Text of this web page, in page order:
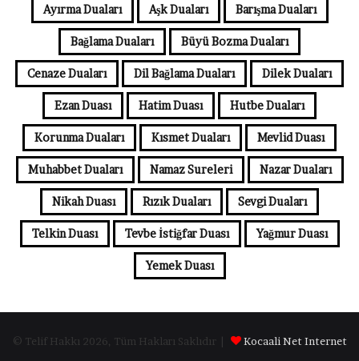
Ayırma Duaları Aşk Duaları Barışma Duaları
Bağlama Duaları Büyü Bozma Duaları
Cenaze Duaları Dil Bağlama Duaları Dilek Duaları
Ezan Duası Hatim Duası Hutbe Duaları
Korunma Duaları Kısmet Duaları Mevlid Duası
Muhabbet Duaları Namaz Sureleri Nazar Duaları
Nikah Duası Rızık Duaları Sevgi Duaları
Telkin Duası Tevbe İstiğfar Duası Yağmur Duası
Yemek Duası
© Telif Hakkı 2026, Tüm Hakları Saklıdır |
Kocaali Net Internet